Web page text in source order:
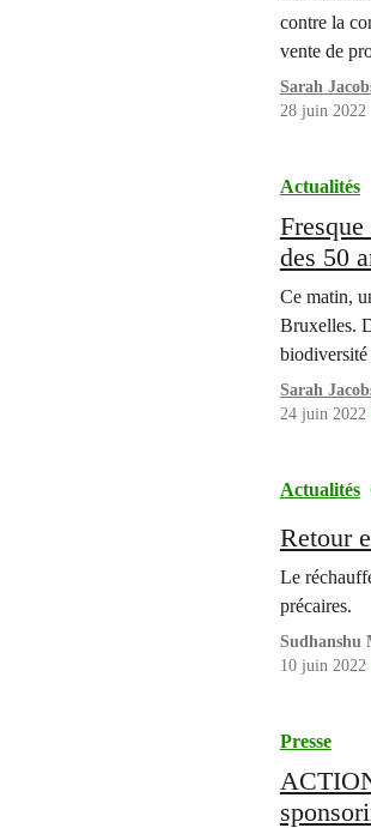
contre la
vente de
Sarah
28 juin 2022
Actualités
des 50
Ce matin,
Bruxelles.
biodiversité
Sarah
24 juin 2022
Actualités
Retour
Le
précaires.
Sudhanshu
10 juin 2022
Presse